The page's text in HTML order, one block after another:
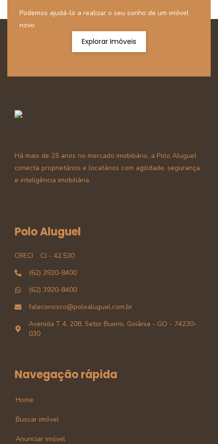
Podemos ajudá-lo a realizar o seu sonho de um imóvel
novo
Explorar Imóveis
Há mais de 25 anos no mercado imobiliário, a Polo Aluguel
conecta proprietários e locatários com agilidade, segurança
e inteligência imobiliária.
Polo Aluguel
CRECI
CJ - 42.530
(62) 3920-8400
(62) 3920-8400
faleconosco@poloaluguel.com.br
Avenida T 4, 208, Setor Bueno, Goiânia - GO - 74230-
030
Navegação rápida
Home
Buscar imóvel
Anunciar imóvel